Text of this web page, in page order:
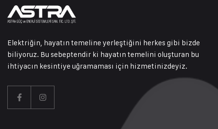
Elektriğin, hayatın temeline yerleştiğini herkes gibi bizde
biliyoruz. Bu sebeptendir ki hayatın temelini oluşturan bu
ihtiyacın kesintiye uğramaması için hizmetinizdeyiz.